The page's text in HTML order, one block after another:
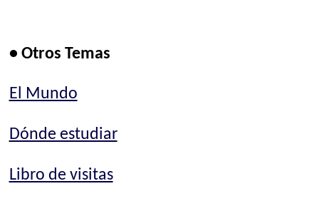
• Otros Temas
El Mundo
Dónde estudiar
Libro de visitas